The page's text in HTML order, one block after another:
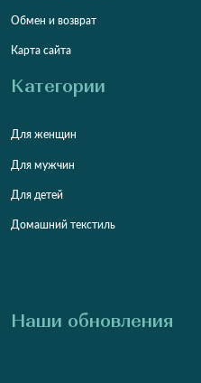
Обмен и возврат
Карта сайта
Категории
Для женщин
Для мужчин
Для детей
Домашний текстиль
Наши обновления